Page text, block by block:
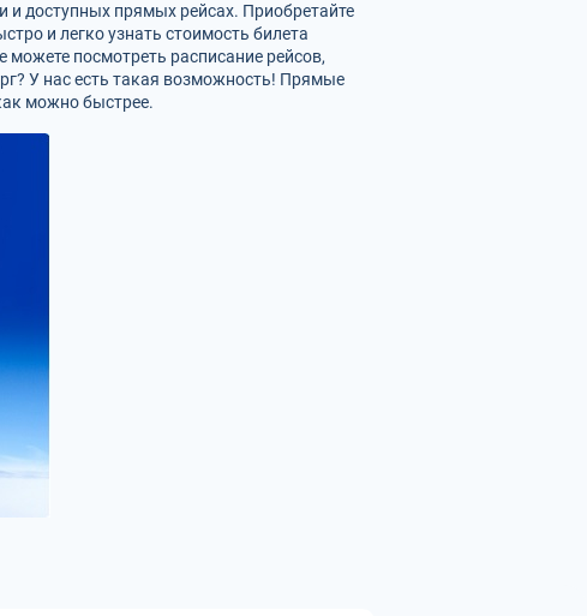
и доступных прямых рейсах. Приобретайте
и легко узнать стоимость билета
посмотреть расписание рейсов,
У нас есть такая возможность! Прямые
можно быстрее.